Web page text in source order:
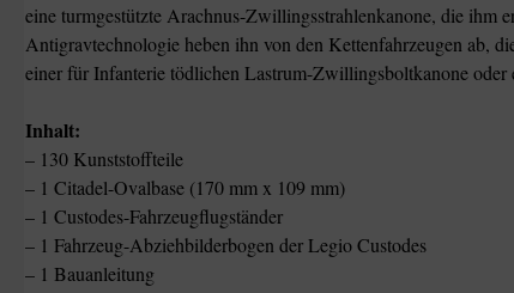
eine turmgestützte Arachnus-Zwillingsstrahlenkanone, die ihm
Antigravtechnologie heben ihn von den Kettenfahrzeugen ab,
einer für Infanterie tödlichen Lastrum-Zwillingsboltkanone
Inhalt:
– 130 Kunststoffteile
– 1 Citadel-Ovalbase (170 mm x 109 mm)
– 1 Custodes-Fahrzeugflugständer
– 1 Fahrzeug-Abziehbilderbogen der Legio Custodes
– 1 Bauanleitung